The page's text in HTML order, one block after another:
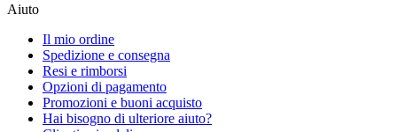
Aiuto
Il mio ordine
Spedizione e consegna
Resi e rimborsi
Opzioni di pagamento
Promozioni e buoni acquisto
Hai bisogno di ulteriore aiuto?